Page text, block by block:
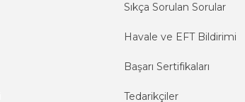
Sıkça Sorulan Sorular
Havale ve EFT Bildirimi
Başarı Sertifikaları
Tedarikçiler